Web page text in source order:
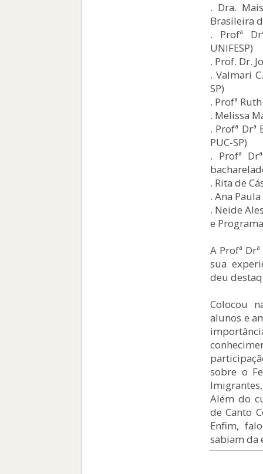
. Dra.
Brasileira
. Profª
UNIFESP)
. Prof. Dr.
. Valmari
SP)
. Profª
. Melissa
. Profª
PUC-SP)
. Profª
. Rita de
. Ana
. Neide
e
A Profª
sua
deu
Colocou
alunos e
sobre o
Além do
de Canto
Enfim,
sabiam da